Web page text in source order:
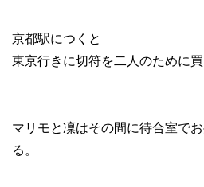
京都駅につくと
東京行きに切符を二人のために買
マリモと凜はその間に待合室で
る。